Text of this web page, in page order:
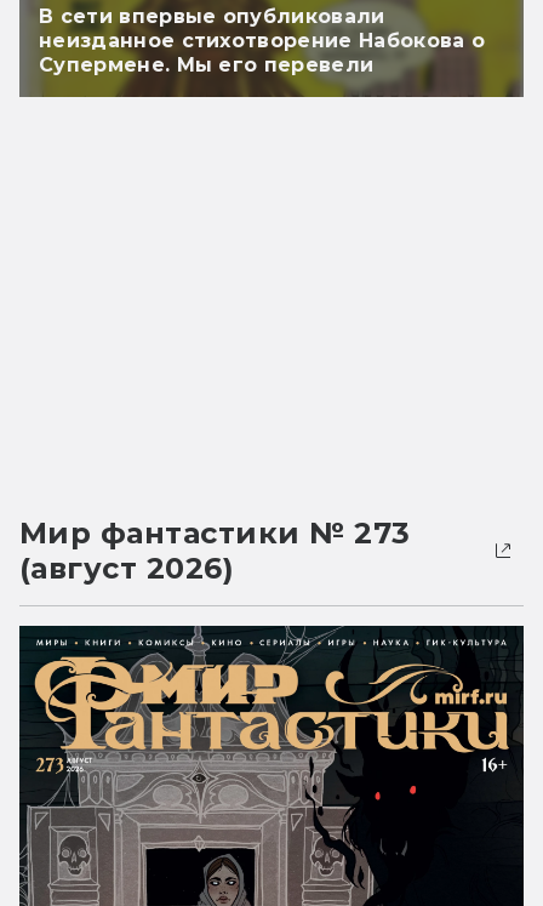
В сети впервые опубликовали
неизданное стихотворение Набокова о
Супермене. Мы его перевели
Мир фантастики № 273
(август 2026)